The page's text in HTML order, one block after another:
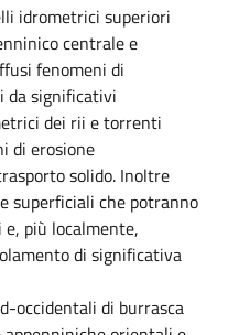
idrometrici superiori
centrale e
fenomeni di
da significativi
dei rii e torrenti
di erosione
solido. Inoltre
superficiali che potranno
più localmente,
di significativa
occidentali di burrasca